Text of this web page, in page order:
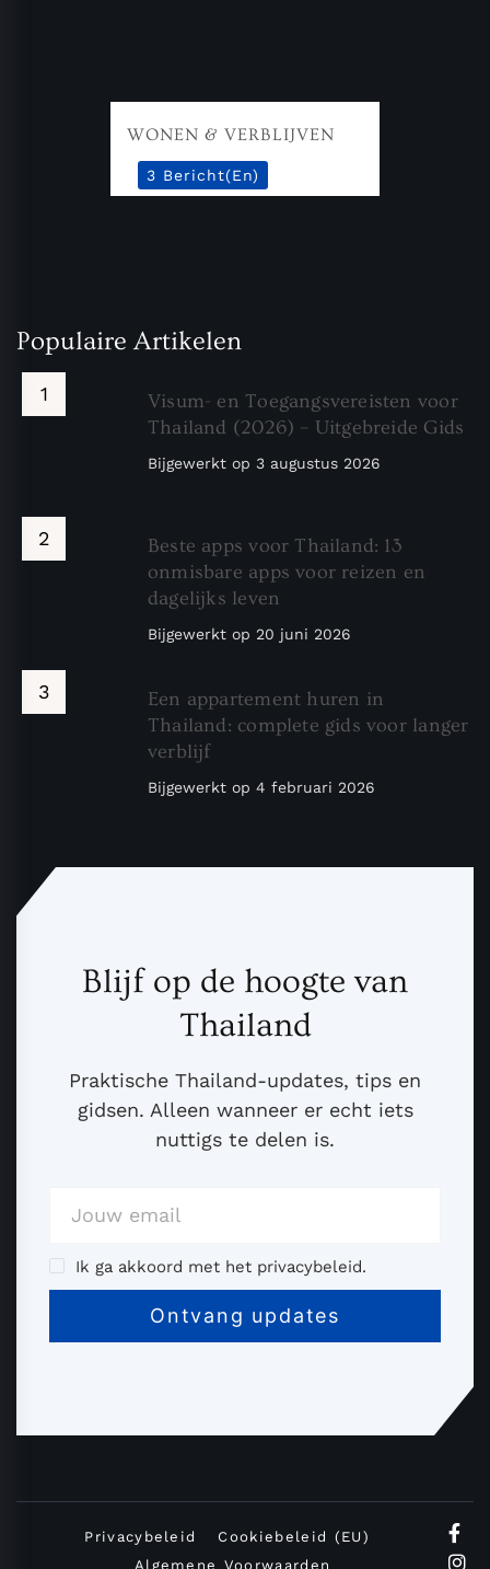
WONEN & VERBLIJVEN
3 Bericht(en)
Populaire Artikelen
Visum- en Toegangsvereisten voor
Thailand (2026) – Uitgebreide Gids
Bijgewerkt op 3 augustus 2026
Beste apps voor Thailand: 13
onmisbare apps voor reizen en
dagelijks leven
Bijgewerkt op 20 juni 2026
Een appartement huren in
Thailand: complete gids voor langer
verblijf
Bijgewerkt op 4 februari 2026
Blijf op de hoogte van
Thailand
Praktische Thailand-updates, tips en
gidsen. Alleen wanneer er echt iets
nuttigs te delen is.
Ik ga akkoord met het privacybeleid.
Privacybeleid
Cookiebeleid (EU)
Algemene Voorwaarden